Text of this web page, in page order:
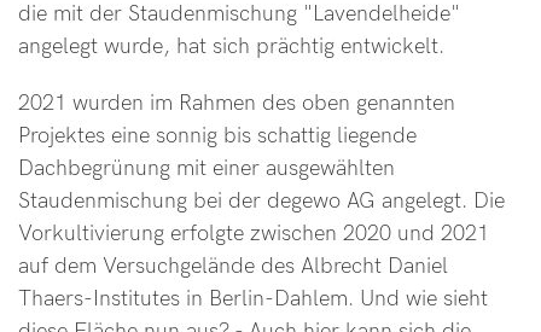
die mit der Staudenmischung "Lavendelheide"
angelegt wurde, hat sich prächtig entwickelt.
2021 wurden im Rahmen des oben genannten
Projektes eine sonnig bis schattig liegende
Dachbegrünung mit einer ausgewählten
Staudenmischung bei der degewo AG angelegt. Die
Vorkultivierung erfolgte zwischen 2020 und 2021
auf dem Versuchgelände des Albrecht Daniel
Thaers-Institutes in Berlin-Dahlem. Und wie sieht